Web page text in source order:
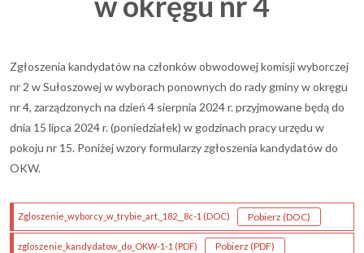
Zgłoszenia kandydatów na członków obwodowej komisji wyborczej
nr 2 w Sułoszowej w wyborach ponownych do rady gminy w okręgu
nr 4, zarządzonych na dzień 4 sierpnia 2024 r. przyjmowane będą do
dnia 15 lipca 2024 r. (poniedziałek) w godzinach pracy urzędu w
pokoju nr 15. Poniżej wzory formularzy zgłoszenia kandydatów do
OKW.
Zgloszenie_wyborcy_w_trybie_art._182__8c-1 (DOC) (plik DOC)
Pobierz (DOC)
zgloszenie_kandydatow_do_OKW-1-1 (PDF) (plik PDF)
Pobierz (PDF)